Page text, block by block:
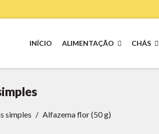
INÍCIO ALIMENTAÇÃO CHÁS
simples Alfazema flor (50 g)